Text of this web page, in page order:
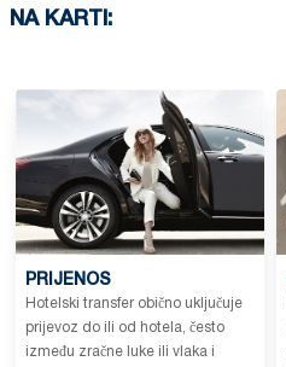
Mali kućni ljubimci su
Mogu se primijeniti
naknadu štete.
Polog za štetu:
Nije potreban depozit
Za kućne ljubimce ili
primjenjivati dodatne
NA KARTI:
PRIJENOS
Hotelski transfer obično uključuje
prijevoz do ili od hotela, često
između zračne luke ili vlaka i